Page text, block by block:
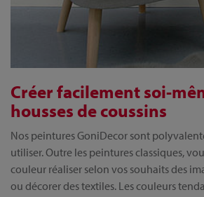
Créer facilement soi-
housses de coussins
Nos peintures GoniDecor sont
utiliser. Outre les peintures classiques,
couleur réaliser selon vos souhaits des
ou décorer des textiles. Les couleurs